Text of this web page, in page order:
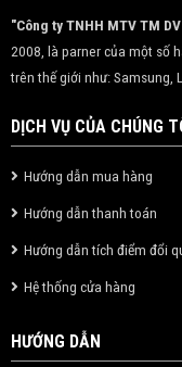
"Công ty TNHH MTV TM
2008, là parner của một số
trên thế giới như: Samsung,
DỊCH VỤ CỦA CHÚNG
Hướng dẫn mua hàng
Hướng dẫn thanh toán
Hướng dẫn tích điểm đổi
Hệ thống cửa hàng
HƯỚNG DẪN